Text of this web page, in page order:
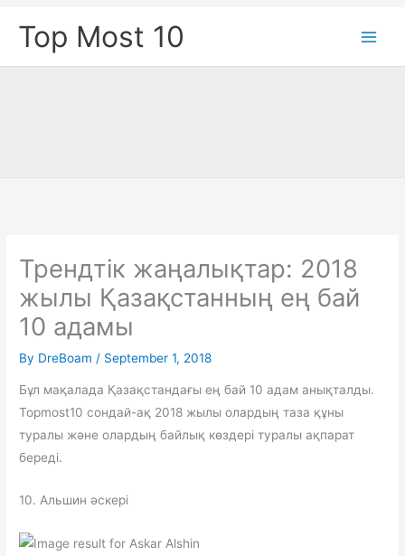
Top Most 10
Трендтік жаңалықтар: 2018
жылы Қазақстанның ең бай
10 адамы
By DreBoam / September 1, 2018
Бұл мақалада Қазақстандағы ең бай 10 адам анықталды.
Topmost10 сондай-ақ 2018 жылы олардың таза құны
туралы және олардың байлық көздері туралы ақпарат
береді.
10. Альшин әскері